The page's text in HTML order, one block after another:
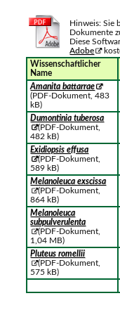
Hinweis: Sie
Dokumente
Diese
Adobe
Wissenschaftlicher
Name
Amanita battarrae
(PDF-Dokument, 483
kB)
Dumontinia tuberosa
(PDF-Dokument,
482 kB)
Exidiopsis effusa
(PDF-Dokument,
589 kB)
Melanoleuca exscissa
(PDF-Dokument,
864 kB)
Melanoleuca
subpulverulenta
(PDF-Dokument,
1,04 MB)
Pluteus romellii
(PDF-Dokument,
575 kB)